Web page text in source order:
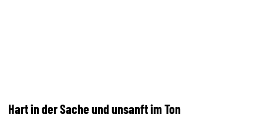
Hart in der Sache und unsanft im Ton